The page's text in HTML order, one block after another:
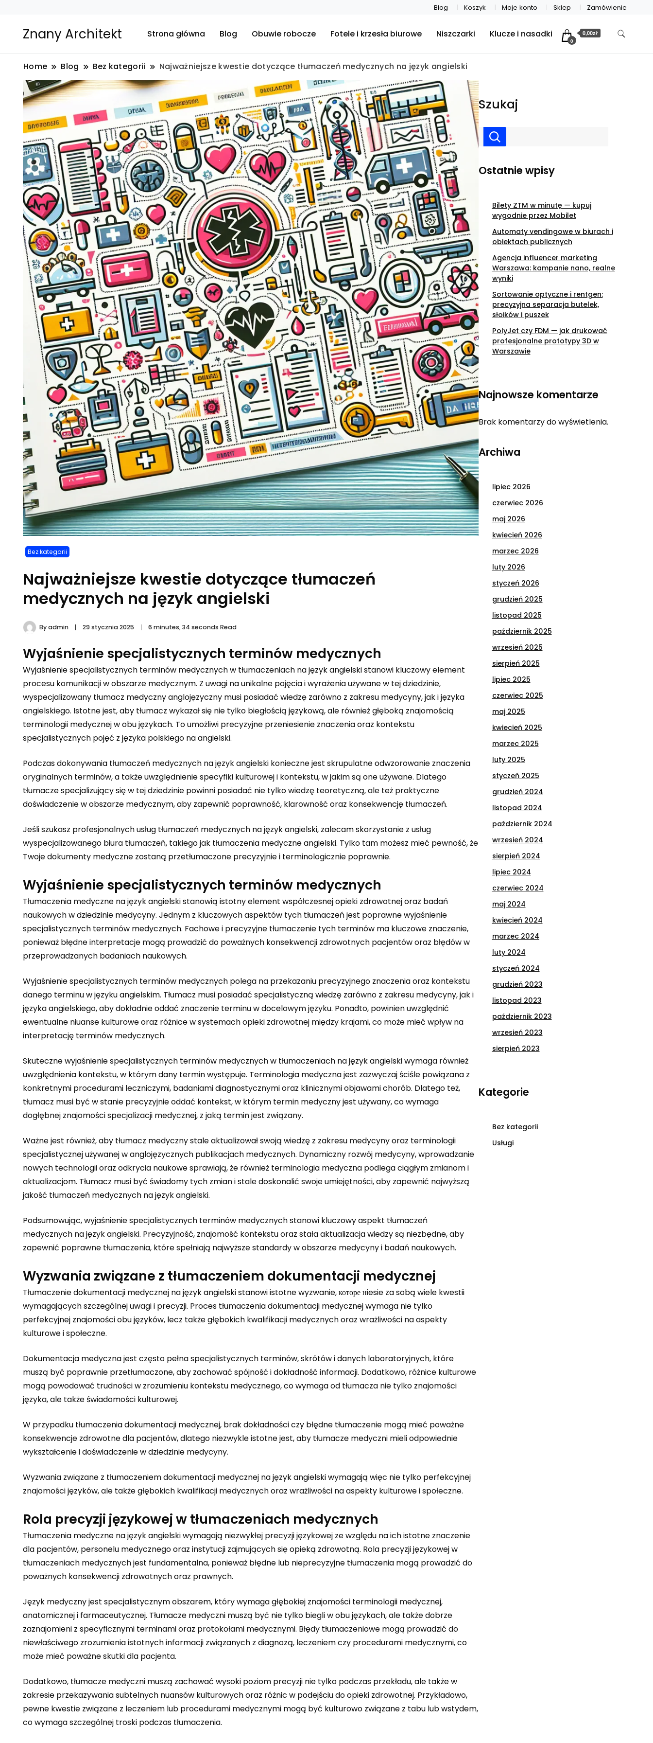
Blog Koszyk Moje konto Sklep Zamówienie
Znany Architekt Strona główna Blog Obuwie robocze Fotele i krzesła biurowe Niszczarki Klucze i nasadki
0
0,00zł
Home Blog Bez kategorii Najważniejsze kwestie dotyczące tłumaczeń medycznych na język angielski
Bez kategorii
Najważniejsze kwestie dotyczące tłumaczeń
medycznych na język angielski
Byadmin 29 stycznia 2025 6 minutes, 34 seconds Read
Wyjaśnienie specjalistycznych terminów medycznych
Wyjaśnienie specjalistycznych terminów medycznych w tłumaczeniach na język angielski stanowi kluczowy element
procesu komunikacji w obszarze medycznym. Z uwagi na unikalne pojęcia i wyrażenia używane w tej dziedzinie,
wyspecjalizowany tłumacz medyczny anglojęzyczny musi posiadać wiedzę zarówno z zakresu medycyny, jak i języka
angielskiego. Istotne jest, aby tłumacz wykazał się nie tylko biegłością językową, ale również głęboką znajomością
terminologii medycznej w obu językach. To umożliwi precyzyjne przeniesienie znaczenia oraz kontekstu
specjalistycznych pojęć z języka polskiego na angielski.
Podczas dokonywania tłumaczeń medycznych na język angielski konieczne jest skrupulatne odwzorowanie znaczenia
oryginalnych terminów, a także uwzględnienie specyfiki kulturowej i kontekstu, w jakim są one używane. Dlatego
tłumacze specjalizujący się w tej dziedzinie powinni posiadać nie tylko wiedzę teoretyczną, ale też praktyczne
doświadczenie w obszarze medycznym, aby zapewnić poprawność, klarowność oraz konsekwencję tłumaczeń.
Jeśli szukasz profesjonalnych usług tłumaczeń medycznych na język angielski, zalecam skorzystanie z usług
wyspecjalizowanego biura tłumaczeń, takiego jak tłumaczenia medyczne angielski. Tylko tam możesz mieć pewność, że
Twoje dokumenty medyczne zostaną przetłumaczone precyzyjnie i terminologicznie poprawnie.
Wyjaśnienie specjalistycznych terminów medycznych
Tłumaczenia medyczne na język angielski stanowią istotny element współczesnej opieki zdrowotnej oraz badań
naukowych w dziedzinie medycyny. Jednym z kluczowych aspektów tych tłumaczeń jest poprawne wyjaśnienie
specjalistycznych terminów medycznych. Fachowe i precyzyjne tłumaczenie tych terminów ma kluczowe znaczenie,
ponieważ błędne interpretacje mogą prowadzić do poważnych konsekwencji zdrowotnych pacjentów oraz błędów w
przeprowadzanych badaniach naukowych.
Wyjaśnienie specjalistycznych terminów medycznych polega na przekazaniu precyzyjnego znaczenia oraz kontekstu
danego terminu w języku angielskim. Tłumacz musi posiadać specjalistyczną wiedzę zarówno z zakresu medycyny, jak i
języka angielskiego, aby dokładnie oddać znaczenie terminu w docelowym języku. Ponadto, powinien uwzględnić
ewentualne niuanse kulturowe oraz różnice w systemach opieki zdrowotnej między krajami, co może mieć wpływ na
interpretację terminów medycznych.
Skuteczne wyjaśnienie specjalistycznych terminów medycznych w tłumaczeniach na język angielski wymaga również
uwzględnienia kontekstu, w którym dany termin występuje. Terminologia medyczna jest zazwyczaj ściśle powiązana z
konkretnymi procedurami leczniczymi, badaniami diagnostycznymi oraz klinicznymi objawami chorób. Dlatego też,
tłumacz musi być w stanie precyzyjnie oddać kontekst, w którym termin medyczny jest używany, co wymaga
dogłębnej znajomości specjalizacji medycznej, z jaką termin jest związany.
Ważne jest również, aby tłumacz medyczny stale aktualizował swoją wiedzę z zakresu medycyny oraz terminologii
specjalistycznej używanej w anglojęzycznych publikacjach medycznych. Dynamiczny rozwój medycyny, wprowadzanie
nowych technologii oraz odkrycia naukowe sprawiają, że również terminologia medyczna podlega ciągłym zmianom i
aktualizacjom. Tłumacz musi być świadomy tych zmian i stale doskonalić swoje umiejętności, aby zapewnić najwyższą
jakość tłumaczeń medycznych na język angielski.
Podsumowując, wyjaśnienie specjalistycznych terminów medycznych stanowi kluczowy aspekt tłumaczeń
medycznych na język angielski. Precyzyjność, znajomość kontekstu oraz stała aktualizacja wiedzy są niezbędne, aby
zapewnić poprawne tłumaczenia, które spełniają najwyższe standardy w obszarze medycyny i badań naukowych.
Wyzwania związane z tłumaczeniem dokumentacji medycznej
Tłumaczenie dokumentacji medycznej na język angielski stanowi istotne wyzwanie, которе нiesie za sobą wiele kwestii
wymagających szczególnej uwagi i precyzji. Proces tłumaczenia dokumentacji medycznej wymaga nie tylko
perfekcyjnej znajomości obu języków, lecz także głębokich kwalifikacji medycznych oraz wrażliwości na aspekty
kulturowe i społeczne.
Dokumentacja medyczna jest często pełna specjalistycznych terminów, skrótów i danych laboratoryjnych, które
muszą być poprawnie przetłumaczone, aby zachować spójność i dokładność informacji. Dodatkowo, różnice kulturowe
mogą powodować trudności w zrozumieniu kontekstu medycznego, co wymaga od tłumacza nie tylko znajomości
języka, ale także świadomości kulturowej.
W przypadku tłumaczenia dokumentacji medycznej, brak dokładności czy błędne tłumaczenie mogą mieć poważne
konsekwencje zdrowotne dla pacjentów, dlatego niezwykle istotne jest, aby tłumacze medyczni mieli odpowiednie
wykształcenie i doświadczenie w dziedzinie medycyny.
Wyzwania związane z tłumaczeniem dokumentacji medycznej na język angielski wymagają więc nie tylko perfekcyjnej
znajomości języków, ale także głębokich kwalifikacji medycznych oraz wrażliwości na aspekty kulturowe i społeczne.
Rola precyzji językowej w tłumaczeniach medycznych
Tłumaczenia medyczne na język angielski wymagają niezwykłej precyzji językowej ze względu na ich istotne znaczenie
dla pacjentów, personelu medycznego oraz instytucji zajmujących się opieką zdrowotną. Rola precyzji językowej w
tłumaczeniach medycznych jest fundamentalna, ponieważ błędne lub nieprecyzyjne tłumaczenia mogą prowadzić do
poważnych konsekwencji zdrowotnych oraz prawnych.
Język medyczny jest specjalistycznym obszarem, który wymaga głębokiej znajomości terminologii medycznej,
anatomicznej i farmaceutycznej. Tłumacze medyczni muszą być nie tylko biegli w obu językach, ale także dobrze
zaznajomieni z specyficznymi terminami oraz protokołami medycznymi. Błędy tłumaczeniowe mogą prowadzić do
niewłaściwego zrozumienia istotnych informacji związanych z diagnozą, leczeniem czy procedurami medycznymi, co
może mieć poważne skutki dla pacjenta.
Dodatkowo, tłumacze medyczni muszą zachować wysoki poziom precyzji nie tylko podczas przekładu, ale także w
zakresie przekazywania subtelnych nuansów kulturowych oraz różnic w podejściu do opieki zdrowotnej. Przykładowo,
pewne kwestie związane z leczeniem lub procedurami medycznymi mogą być kulturowo związane z tabu lub wstydem,
co wymaga szczególnej troski podczas tłumaczenia.
Szukaj
Ostatnie wpisy
Bilety ZTM w minutę — kupuj
wygodnie przez Mobilet
Automaty vendingowe w biurach i
obiektach publicznych
Agencja influencer marketing
Warszawa: kampanie nano, realne
wyniki
Sortowanie optyczne i rentgen:
precyzyjna separacja butelek,
słoików i puszek
PolyJet czy FDM — jak drukować
profesjonalne prototypy 3D w
Warszawie
Najnowsze komentarze
Brak komentarzy do wyświetlenia.
Archiwa
lipiec 2026
czerwiec 2026
maj 2026
kwiecień 2026
marzec 2026
luty 2026
styczeń 2026
grudzień 2025
listopad 2025
październik 2025
wrzesień 2025
sierpień 2025
lipiec 2025
czerwiec 2025
maj 2025
kwiecień 2025
marzec 2025
luty 2025
styczeń 2025
grudzień 2024
listopad 2024
październik 2024
wrzesień 2024
sierpień 2024
lipiec 2024
czerwiec 2024
maj 2024
kwiecień 2024
marzec 2024
luty 2024
styczeń 2024
grudzień 2023
listopad 2023
październik 2023
wrzesień 2023
sierpień 2023
Kategorie
Bez kategorii
Usługi